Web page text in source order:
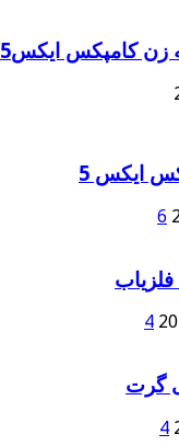
زن کامپکس ایکس5
ایکس 5
6
4
گرت
4